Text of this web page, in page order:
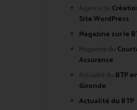
Agence de
Site WordPress
Magazine sur le
Magazine du
Assurance
Actualité du BTP
Gironde
Actualité du BTP